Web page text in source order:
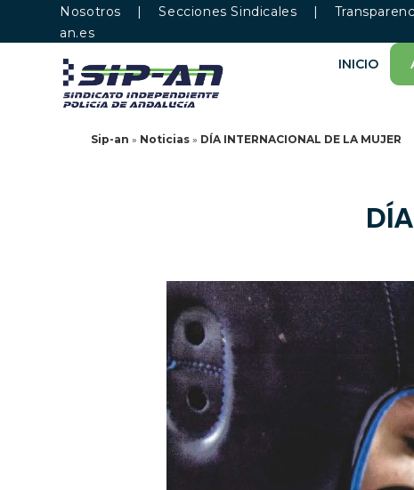
Nosotros |Secciones Sindicales |
an.es
INICIO
Sip-an » Noticias » DÍA INTERNACIONAL DE LA MUJER